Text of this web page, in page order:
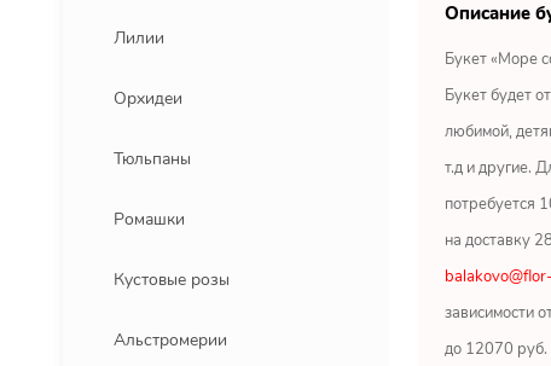
Лилии
Орхидеи
Тюльпаны
Ромашки
Кустовые розы
Альстромерии
Описание
Букет «Море
Букет будет
любимой,
т.д и другие.
потребуется
на доставку
зависимости
до 12070 руб.